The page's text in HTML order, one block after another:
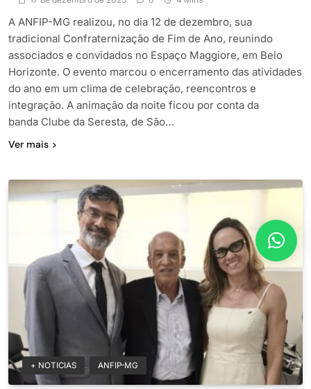
A ANFIP-MG realizou, no dia 12 de dezembro, sua
tradicional Confraternização de Fim de Ano, reunindo
associados e convidados no Espaço Maggiore, em Belo
Horizonte. O evento marcou o encerramento das atividades
do ano em um clima de celebração, reencontros e
integração. A animação da noite ficou por conta da
banda Clube da Seresta, de São…
Ver mais
+ NOTICIAS ANFIP-MG